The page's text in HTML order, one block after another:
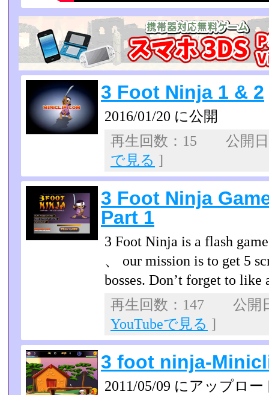
3 Foot Ninja 1 & 2
2016/01/20 に公開
再生回数：15 公開
で見る ]
3 Foot Ninja
Part 1
3 Foot Ninja is a flash
、 our mission is to get 5
bosses. Don’t forget to like
再生回数：147 公開
YouTubeで見る ]
3 foot ninja-
2011/05/09 にアップロー